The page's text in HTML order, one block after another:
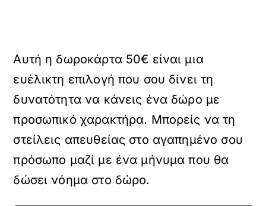
Αυτή η δωροκάρτα 50€ είναι μια
ευέλικτη επιλογή που σου δίνει τη
δυνατότητα να κάνεις ένα δώρο με
προσωπικό χαρακτήρα. Μπορείς να τη
στείλεις απευθείας στο αγαπημένο σου
πρόσωπο μαζί με ένα μήνυμα που θα
δώσει νόημα στο δώρο.